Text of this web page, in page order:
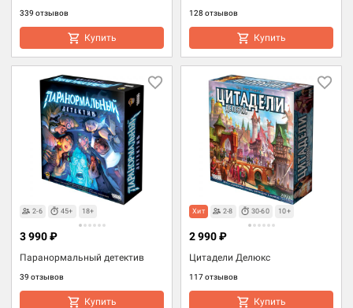
339 отзывов
Купить
128 отзывов
Купить
2-6 45+ 18+
Паранормальный детектив
39 отзывов
3 990 ₽
Купить
Хит 2-8 30-60 10+
Цитадели Делюкс
117 отзывов
2 990 ₽
Купить